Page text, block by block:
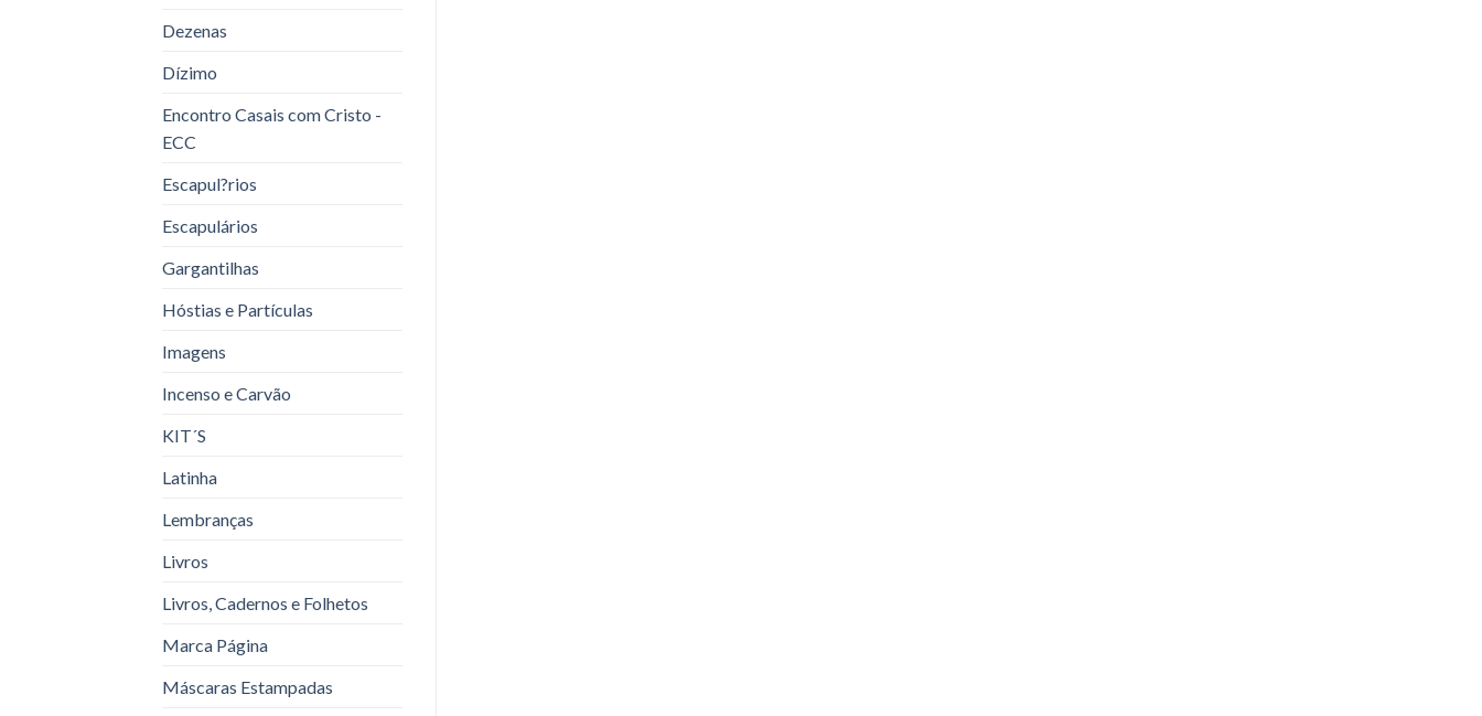
Dezenas
Dízimo
Encontro Casais com Cristo -
ECC
Escapul?rios
Escapulários
Gargantilhas
Hóstias e Partículas
Imagens
Incenso e Carvão
KIT´S
Latinha
Lembranças
Livros
Livros, Cadernos e Folhetos
Marca Página
Máscaras Estampadas